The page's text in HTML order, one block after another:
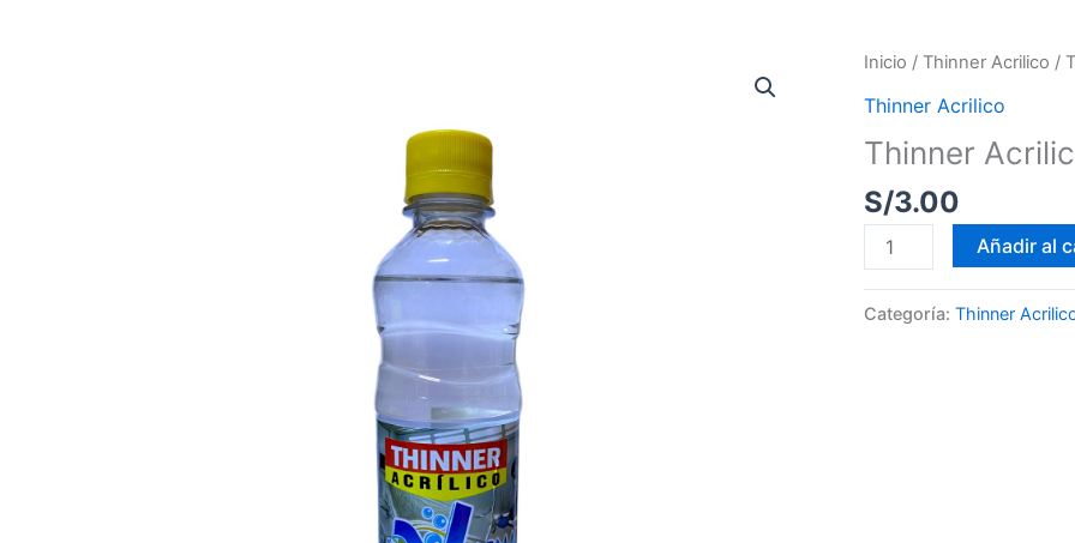
Inicio / Thinner Acrilico /
Thinner Acrilico
Thinner
S/3.00
Thinner
Acrilico
cantidad
Añadir al
Categoría: Thinner